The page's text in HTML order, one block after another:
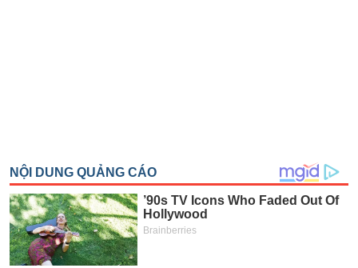
CÔNG
NGHỆ
THÔNG